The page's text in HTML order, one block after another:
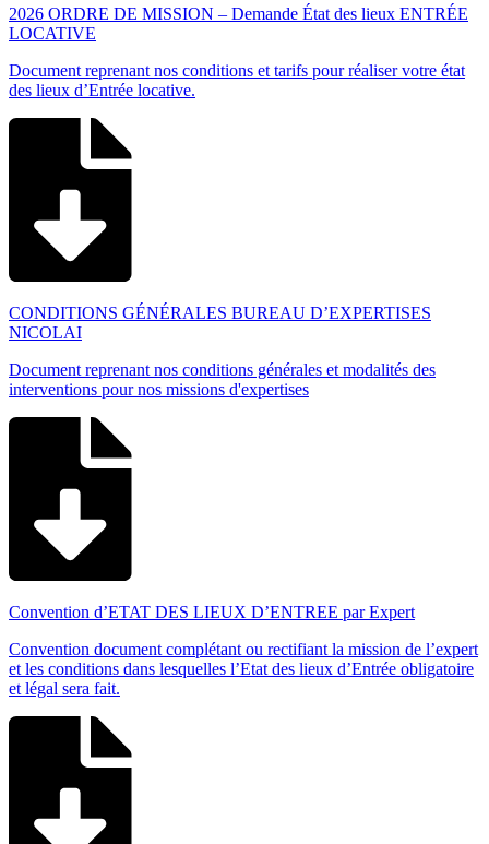
2026 ORDRE DE MISSION – Demande État des lieux ENTRÉE
LOCATIVE
Document reprenant nos conditions et tarifs pour réaliser votre état
des lieux d’Entrée locative.
CONDITIONS GÉNÉRALES BUREAU D’EXPERTISES
NICOLAI
Document reprenant nos conditions générales et modalités des
interventions pour nos missions d'expertises
Convention d’ETAT DES LIEUX D’ENTREE par Expert
Convention document complétant ou rectifiant la mission de l’expert
et les conditions dans lesquelles l’Etat des lieux d’Entrée obligatoire
et légal sera fait.